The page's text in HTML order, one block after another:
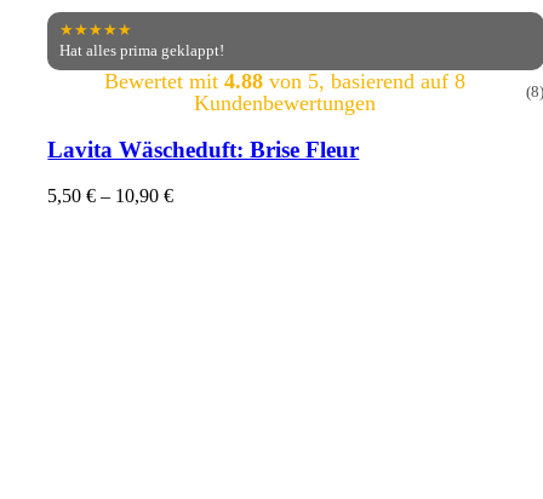
★★★★★
Hat alles prima geklappt!
Bewertet mit 4.88von 5, basierend auf 8
Kundenbewertungen
(8)
Lavita Wäscheduft: Brise Fleur
5,50€ – 10,90€